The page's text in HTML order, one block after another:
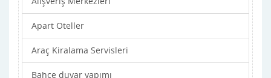
Apart Oteller
Araç Kiralama Servisleri
Bahçe duvar yapımı